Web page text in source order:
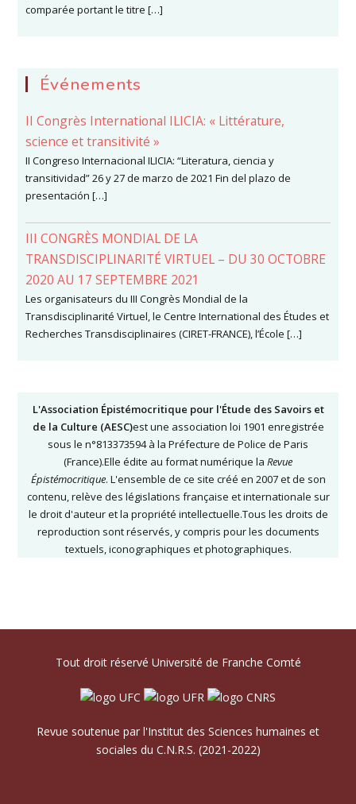
comparée portant le titre […]
Événements
II Congrès International ILICIA: « Littérature,
science et transitivité »
II Congreso Internacional ILICIA: “Literatura, ciencia y
transitividad” 26 y 27 de marzo de 2021 Fin del plazo de
presentación […]
III CONGRÈS MONDIAL DE LA
TRANSDISCIPLINARITÉ VIRTUEL – DU 30 OCTOBRE
2020 AU 17 SEPTEMBRE 2021
Les organisateurs du III Congrès Mondial de la
Transdisciplinarité Virtuel, le Centre International des Études et
Recherches Transdisciplinaires (CIRET-FRANCE), l’École […]
L'Association Épistémocritique pour l'Étude des Savoirs et
de la Culture (AESC)est une association loi 1901 enregistrée
sous le n°813373594 à la Préfecture de Police de Paris
(France).Elle édite au format numérique la Revue
Épistémocritique. L'ensemble de ce site créé en 2007 et de son
contenu, relève des législations française et internationale sur
le droit d'auteur et la propriété intellectuelle.Tous les droits de
reproduction sont réservés, y compris pour les documents
textuels, iconographiques et photographiques.
Tout droit réservé Université de Franche Comté
Revue soutenue par l'Institut des Sciences humaines et
sociales du C.N.R.S. (2021-2022)